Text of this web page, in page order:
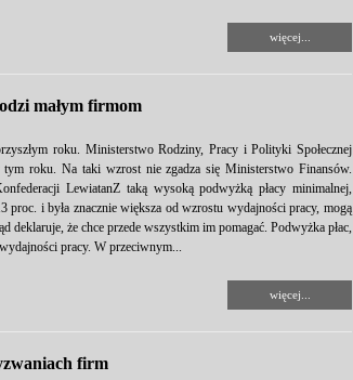
więcej...
małym firmom
roku. Ministerstwo Rodziny, Pracy i Polityki Społecznej
roku. Na taki wzrost nie zgadza się Ministerstwo Finansów.
LewiatanZ taką wysoką podwyżką płacy minimalnej,
proc. i była znacznie większa od wzrostu wydajności pracy, mogą
że chce przede wszystkim im pomagać. Podwyżka płac,
pracy. W przeciwnym...
więcej...
firm